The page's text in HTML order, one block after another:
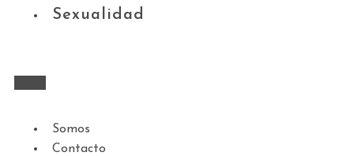
Sexualidad
Somos
Contacto